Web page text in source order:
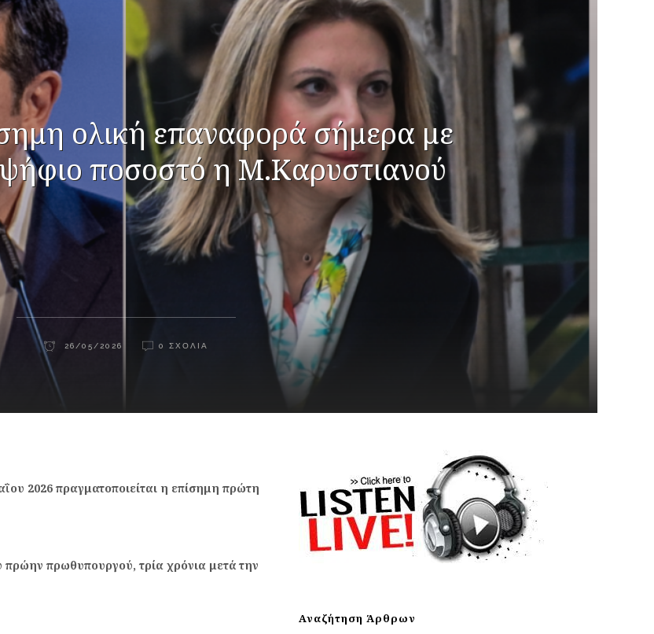
ολική επαναφορά σήμερα με
ποσοστό η Μ.Καρυστιανού
26/05/2026 0 ΣΧΌΛΙΑ
2026 πραγματοποιείται η επίσημη πρώτη
πρώην πρωθυπουργού, τρία χρόνια μετά την
Αναζήτηση Άρθρων